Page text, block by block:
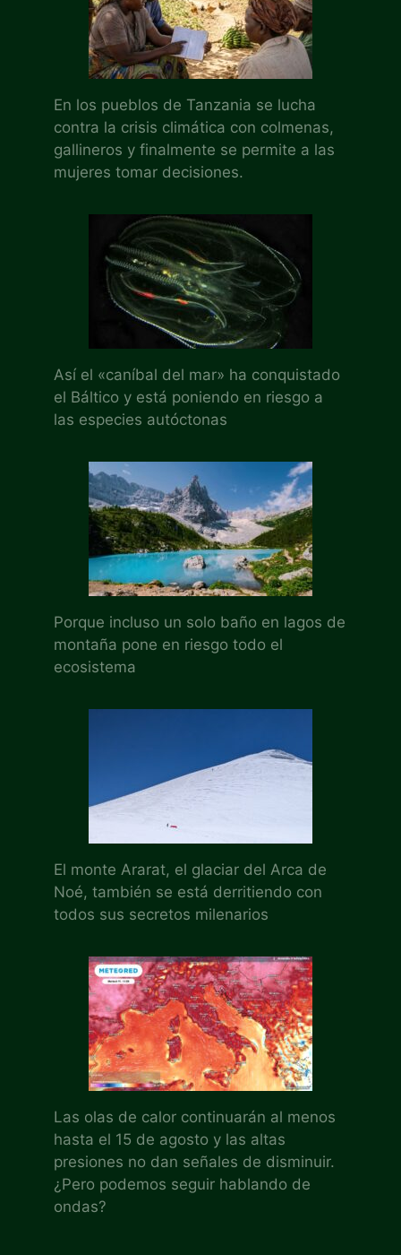
En los pueblos de Tanzania se lucha
contra la crisis climática con colmenas,
gallineros y finalmente se permite a las
mujeres tomar decisiones.
Así el «caníbal del mar» ha conquistado
el Báltico y está poniendo en riesgo a
las especies autóctonas
Porque incluso un solo baño en lagos de
montaña pone en riesgo todo el
ecosistema
El monte Ararat, el glaciar del Arca de
Noé, también se está derritiendo con
todos sus secretos milenarios
Las olas de calor continuarán al menos
hasta el 15 de agosto y las altas
presiones no dan señales de disminuir.
¿Pero podemos seguir hablando de
ondas?